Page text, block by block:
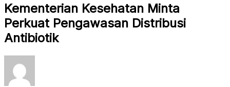
Kementerian Kesehatan Minta
Perkuat Pengawasan Distribusi
Antibiotik